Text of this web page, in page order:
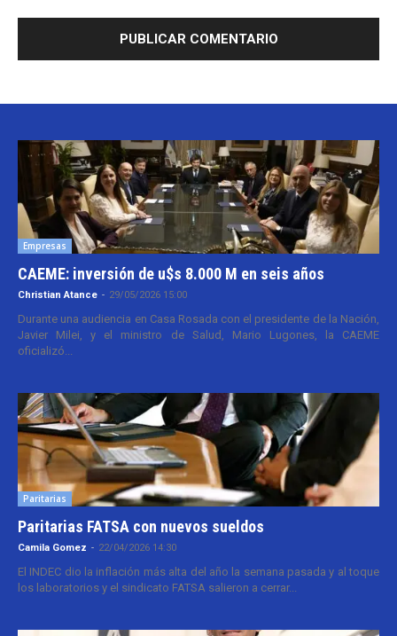
Empresas
CAEME: inversión de u$s 8.000 M en seis años
Christian Atance - 29/05/2026 15:00
Durante una audiencia en Casa Rosada con el presidente de la Nación,
Javier Milei, y el ministro de Salud, Mario Lugones, la CAEME
oficializó...
Paritarias
Paritarias FATSA con nuevos sueldos
Camila Gomez - 22/04/2026 14:30
El INDEC dio la inflación más alta del año la semana pasada y al toque
los laboratorios y el sindicato FATSA salieron a cerrar...